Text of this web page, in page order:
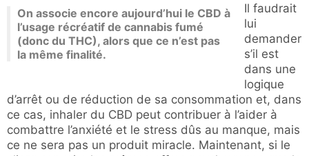
On associe encore aujourd’hui le CBD à
l’usage récréatif de cannabis fumé
(donc du THC), alors que ce n’est pas
la même finalité.
Il faudrait
lui
demander
s’il est
dans une
logique
d’arrêt ou de réduction de sa consommation et, dans
ce cas, inhaler du CBD peut contribuer à l’aider à
combattre l’anxiété et le stress dûs au manque, mais
ce ne sera pas un produit miracle. Maintenant, si le